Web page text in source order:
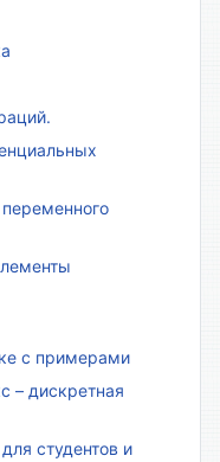
с примерами
– дискретная
студентов и